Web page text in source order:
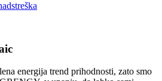
energija trend prihodnosti, zato smo